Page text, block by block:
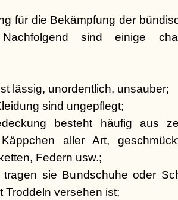
für die Bekämpfung der
sind einige
lässig, unordentlich, unsauber;
sind ungepflegt;
besteht häufig aus
Käppchen aller Art,
Federn usw.;
sie Bundschuhe oder
Troddeln versehen ist;